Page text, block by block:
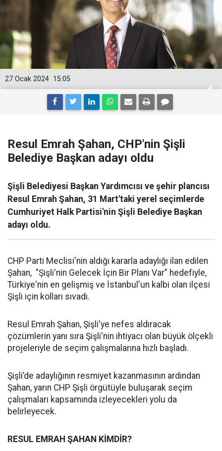
15:05
27 Ocak 2024
Resul Emrah Şahan, CHP'nin Şişli
Belediye Başkan adayı oldu
Şişli Belediyesi Başkan Yardımcısı ve şehir plancısı
Resul Emrah Şahan, 31 Mart'taki yerel seçimlerde
Cumhuriyet Halk Partisi'nin Şişli Belediye Başkan
adayı oldu.
CHP Parti Meclisi'nin aldığı kararla adaylığı ilan edilen
Şahan, "Şişli'nin Gelecek İçin Bir Planı Var" hedefiyle,
Türkiye'nin en gelişmiş ve İstanbul'un kalbi olan ilçesi
Şişli için kolları sıvadı.
Resul Emrah Şahan, Şişli'ye nefes aldıracak
çözümlerin yanı sıra Şişli'nin ihtiyacı olan büyük ölçekli
projeleriyle de seçim çalışmalarına hızlı başladı.
Şişli’de adaylığının resmiyet kazanmasının ardından
Şahan, yarın CHP Şişli örgütüyle buluşarak seçim
çalışmaları kapsamında izleyecekleri yolu da
belirleyecek.
RESUL EMRAH ŞAHAN KİMDİR?